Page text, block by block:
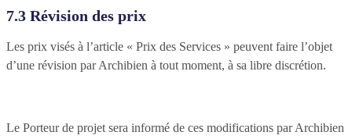
7.3 Révision des prix
Les prix visés à l’article « Prix des Services » peuvent faire l’objet
d’une révision par Archibien à tout moment, à sa libre discrétion.
Le Porteur de projet sera informé de ces modifications par Archibien